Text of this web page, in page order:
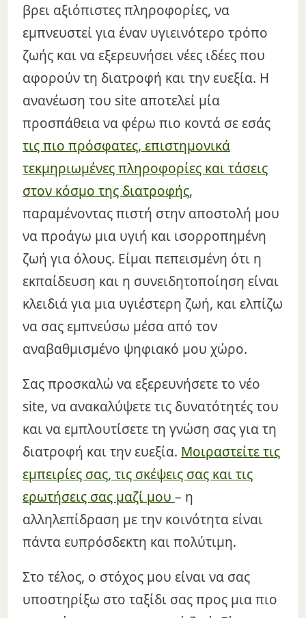
βρει αξιόπιστες πληροφορίες, να
εμπνευστεί για έναν υγιεινότερο τρόπο
ζωής και να εξερευνήσει νέες ιδέες που
αφορούν τη διατροφή και την ευεξία. Η
ανανέωση του site αποτελεί μία
προσπάθεια να φέρω πιο κοντά σε εσάς
τις πιο πρόσφατες, επιστημονικά
τεκμηριωμένες πληροφορίες και τάσεις
στον κόσμο της διατροφής,
παραμένοντας πιστή στην αποστολή μου
να προάγω μια υγιή και ισορροπημένη
ζωή για όλους. Είμαι πεπεισμένη ότι η
εκπαίδευση και η συνειδητοποίηση είναι
κλειδιά για μια υγιέστερη ζωή, και ελπίζω
να σας εμπνεύσω μέσα από τον
αναβαθμισμένο ψηφιακό μου χώρο.
Σας προσκαλώ να εξερευνήσετε το νέο
site, να ανακαλύψετε τις δυνατότητές του
και να εμπλουτίσετε τη γνώση σας για τη
διατροφή και την ευεξία. Μοιραστείτε τις
εμπειρίες σας, τις σκέψεις σας και τις
ερωτήσεις σας μαζί μου – η
αλληλεπίδραση με την κοινότητα είναι
πάντα ευπρόσδεκτη και πολύτιμη.
Στο τέλος, ο στόχος μου είναι να σας
υποστηρίξω στο ταξίδι σας προς μια πιο